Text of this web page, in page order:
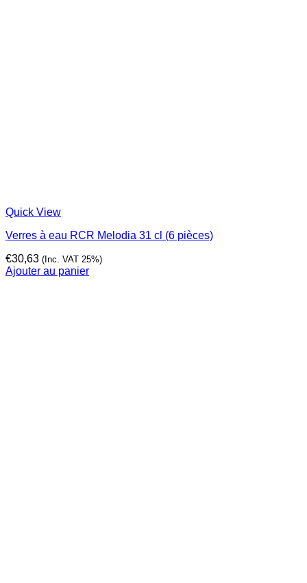
Quick View
Verres à eau RCR Melodia 31 cl (6 pièces)
€30,63 (Inc. VAT 25%)
Ajouter au panier